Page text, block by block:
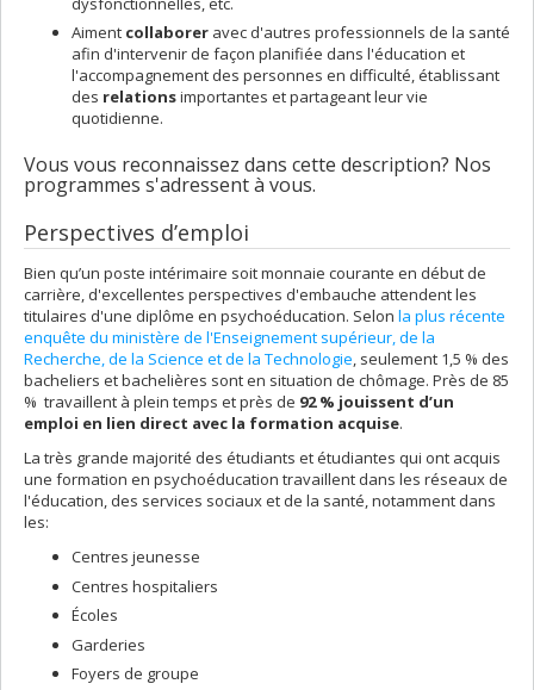
Aiment collaborer avec d'autres professionnels de la santé
afin d'intervenir de façon planifiée dans l'éducation et
l'accompagnement des personnes en difficulté, établissant
des relationsimportantes et partageant leur vie
quotidienne.
Vous vous reconnaissez dans cette description? Nos
programmes s'adressent à vous.
Perspectives d’emploi
Bien qu’un poste intérimaire soit monnaie courante en début de
carrière, d'excellentes perspectives d'embauche attendent les
titulaires d'une diplôme en psychoéducation. Selon la plus récente
enquête du ministère de l'Enseignement supérieur, de la
Recherche, de la Science et de la Technologie, seulement 1,5 % des
bacheliers et bachelières sont en situation de chômage. Près de 85
% travaillent à plein temps et près de 92 % jouissent d’un
emploi en lien direct avec la formation acquise.
La très grande majorité des étudiants et étudiantes qui ont acquis
une formation en psychoéducation travaillent dans les réseaux de
l'éducation, des services sociaux et de la santé, notamment dans
les:
Centres jeunesse
Centres hospitaliers
Écoles
Garderies
Foyers de groupe